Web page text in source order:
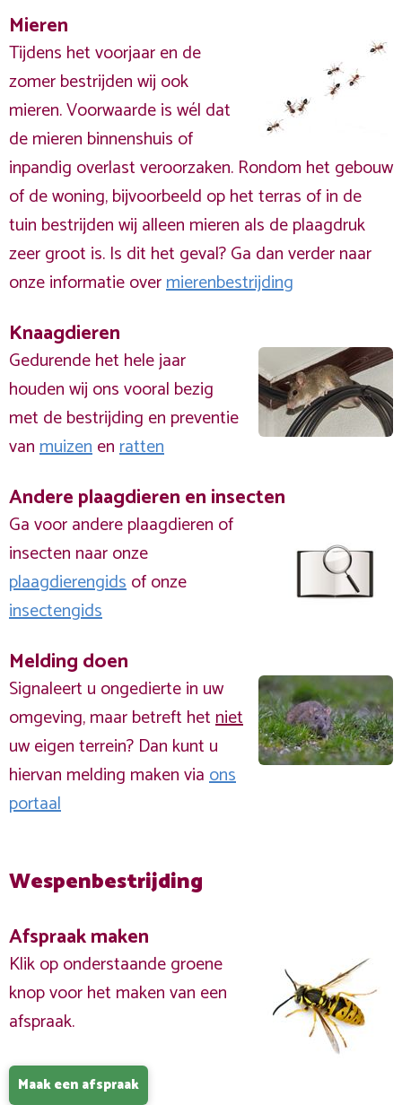
Mieren
Tijdens het voorjaar en de
zomer bestrijden wij ook
mieren. Voorwaarde is wél dat
de mieren binnenshuis of
inpandig overlast veroorzaken. Rondom het gebouw
of de woning, bijvoorbeeld op het terras of in de
tuin bestrijden wij alleen mieren als de plaagdruk
zeer groot is. Is dit het geval? Ga dan verder naar
onze informatie overmierenbestrijding
Knaagdieren
Gedurende het hele jaar
houden wij ons vooral bezig
met de bestrijding en preventie
vanmuizenenratten
Andere plaagdieren en insecten
Ga voor andere plaagdieren of
insecten naar onze
plaagdierengidsof onze
insectengids
Melding doen
Signaleert u ongedierte in uw
omgeving, maar betreft hetniet
uw eigen terrein? Dan kunt u
hiervan melding maken viaons
portaal
Wespenbestrijding
Afspraak maken
Klik op onderstaande groene
knop voor het maken van een
afspraak.
Maak een afspraak